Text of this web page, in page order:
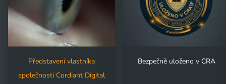
Představení vlastníka
společnosti Cordiant Digital
Bezpečně uloženo v CRA